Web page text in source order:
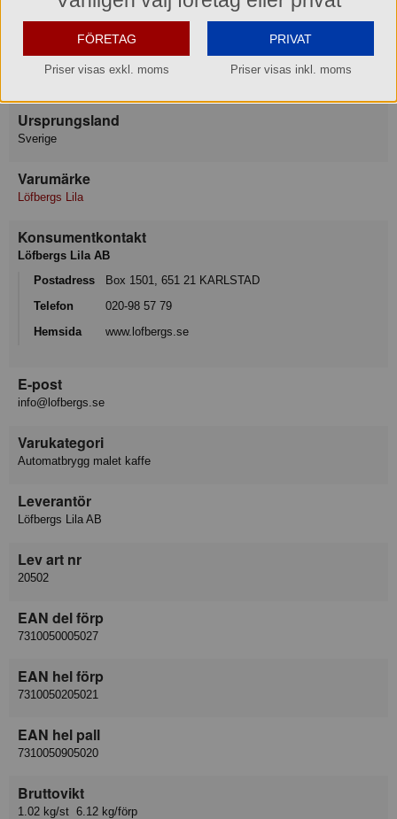
Vi rekommenderar att kaffe ska förvaras torrt och svalt i sluten
i rumstemperatur. Kaffets smak/arom kan försämras vid ej
rekommenderade lagrings- och transportförhållanden.
Ursprungsland
Sverige
Varumärke
Löfbergs Lila
Konsumentkontakt
Löfbergs Lila AB
Postadress
Box 1501, 651 21 KARLSTAD
Telefon
020-98 57 79
Hemsida
www.lofbergs.se
E-post
info@lofbergs.se
Varukategori
Automatbrygg malet kaffe
Leverantör
Löfbergs Lila AB
Lev art nr
20502
EAN del förp
7310050005027
EAN hel förp
7310050205021
EAN hel pall
7310050905020
Bruttovikt
1.02 kg/st 6.12 kg/förp
FÖRETAG
Priser visas exkl. moms
PRIVAT
Priser visas inkl. moms